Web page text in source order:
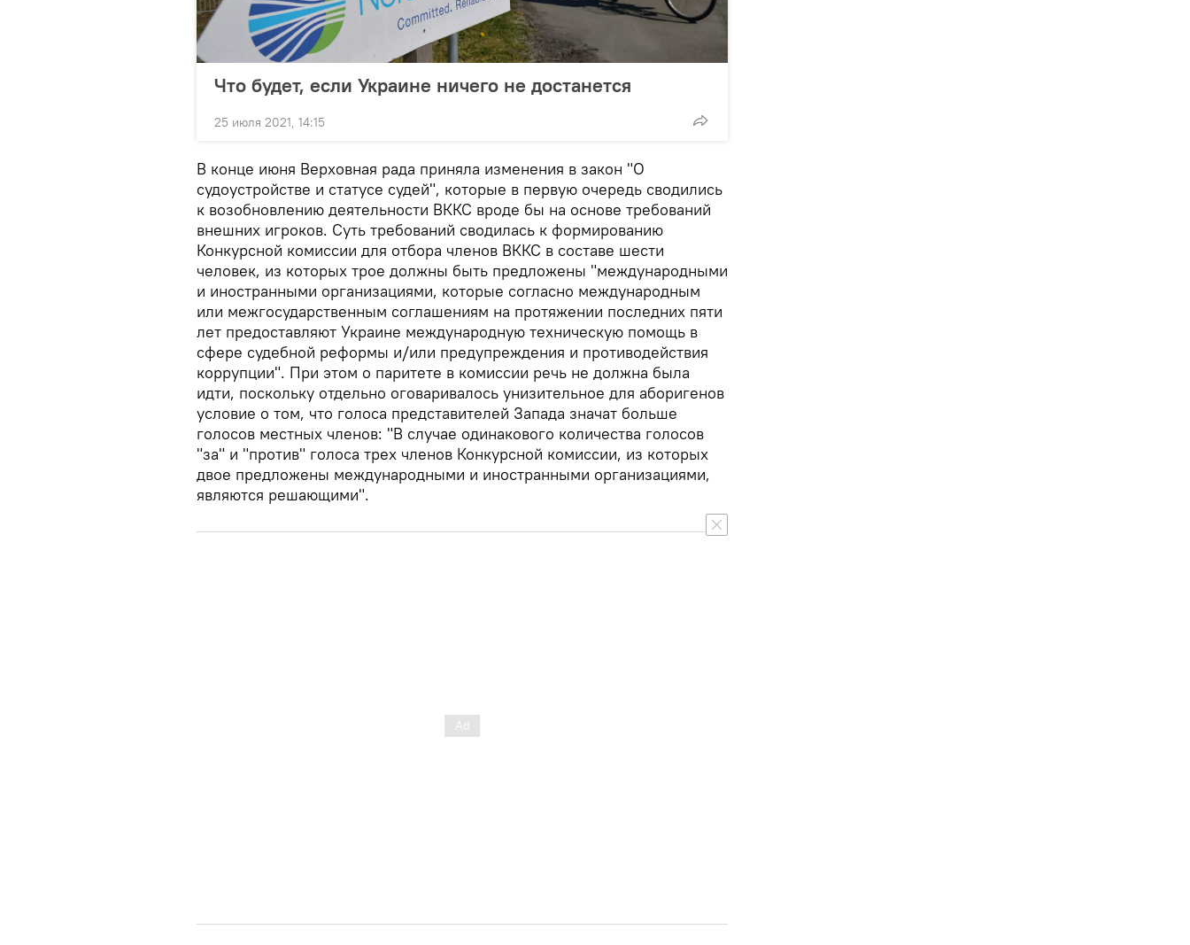
Что будет, если Украине ничего не достанется
25 июля 2021, 14:15
В конце июня Верховная рада приняла изменения в закон "О
судоустройстве и статусе судей", которые в первую очередь сводились
к возобновлению деятельности ВККС вроде бы на основе требований
внешних игроков. Суть требований сводилась к формированию
Конкурсной комиссии для отбора членов ВККС в составе шести
человек, из которых трое должны быть предложены "международными
и иностранными организациями, которые согласно международным
или межгосударственным соглашениям на протяжении последних пяти
лет предоставляют Украине международную техническую помощь в
сфере судебной реформы и/или предупреждения и противодействия
коррупции". При этом о паритете в комиссии речь не должна была
идти, поскольку отдельно оговаривалось унизительное для аборигенов
условие о том, что голоса представителей Запада значат больше
голосов местных членов: "В случае одинакового количества голосов
"за" и "против" голоса трех членов Конкурсной комиссии, из которых
двое предложены международными и иностранными организациями,
являются решающими".